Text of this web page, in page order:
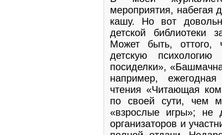
мероприятия, набегая
кашу. Но вот
детской библиотеки
Может быть, оттого,
детскую
посиделки»,
например,
чтения «Читающая
по своей сути, чем
«взрослые игры»; не
организаторов и